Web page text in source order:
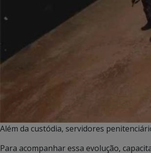
Além da custódia, servidores
Para acompanhar essa evolução,